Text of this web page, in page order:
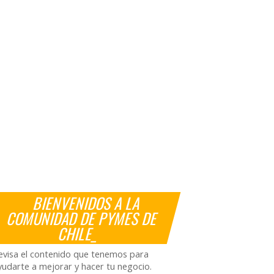
BIENVENIDOS A LA
COMUNIDAD DE PYMES DE
CHILE_
el contenido que tenemos para
a mejorar y hacer tu negocio.